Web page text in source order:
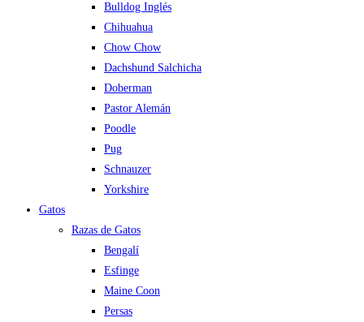
Bulldog Inglés
Chihuahua
Chow Chow
Dachshund Salchicha
Doberman
Pastor Alemán
Poodle
Pug
Schnauzer
Yorkshire
Gatos
Razas de Gatos
Bengalí
Esfinge
Maine Coon
Persas